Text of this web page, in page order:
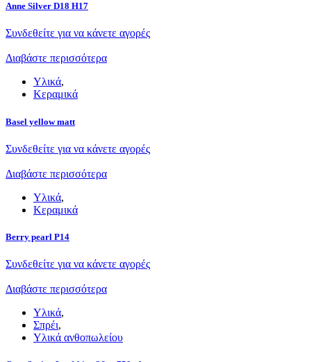
Anne Silver D18 H17
Συνδεθείτε για να κάνετε αγορές
Διαβάστε περισσότερα
Υλικά,
Κεραμικά
Basel yellow matt
Συνδεθείτε για να κάνετε αγορές
Διαβάστε περισσότερα
Υλικά,
Κεραμικά
Berry pearl P14
Συνδεθείτε για να κάνετε αγορές
Διαβάστε περισσότερα
Υλικά,
Σπρέι,
Υλικά ανθοπωλείου